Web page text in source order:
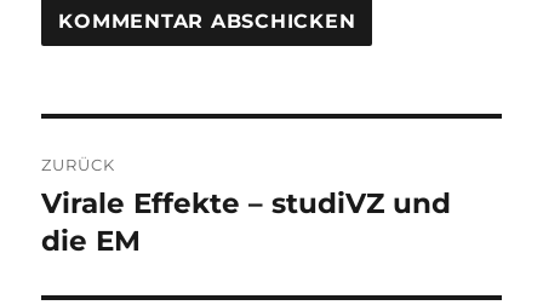
ZURÜCK
Vorheriger
Beitrag:
Virale Effekte – studiVZ und
die EM